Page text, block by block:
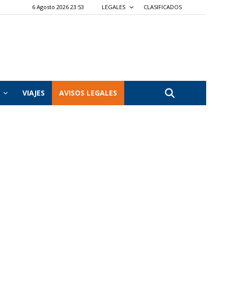
6 Agosto 2026 23:53 LEGALES CLASIFICADOS
VIAJES AVISOS LEGALES